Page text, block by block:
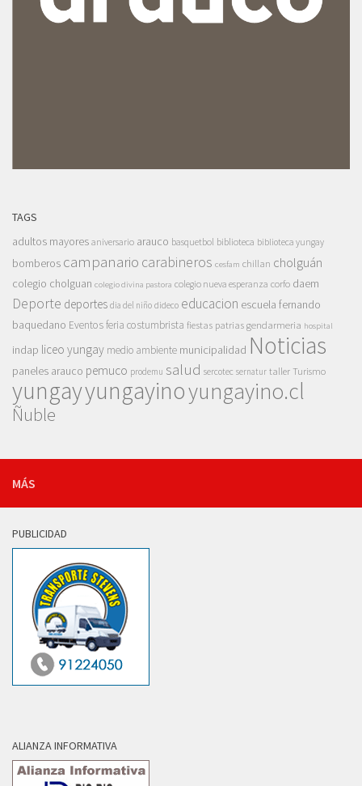
TAGS
adultos mayores aniversario arauco basquetbol biblioteca biblioteca yungay
bomberos campanario carabineros cesfam chillan cholguán
colegio cholguan colegio divina pastora colegio nueva esperanza corfo daem
Deporte deportes dia del niño dideco educacion escuela fernando
baquedano Eventosferia costumbrista fiestas patrias gendarmeria hospital
indap liceo yungay medio ambiente municipalidad Noticias
paneles arauco pemuco prodemu salud sercotec sernatur taller Turismo
yungayyungayinoyungayino.cl
Ñuble
MÁS
PUBLICIDAD
ALIANZA INFORMATIVA